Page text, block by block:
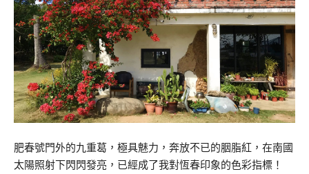
肥春號門外的九重葛，極具魅力，奔放不已的胭脂紅，在南國
太陽照射下閃閃發亮，已經成了我對恆春印象的色彩指標！